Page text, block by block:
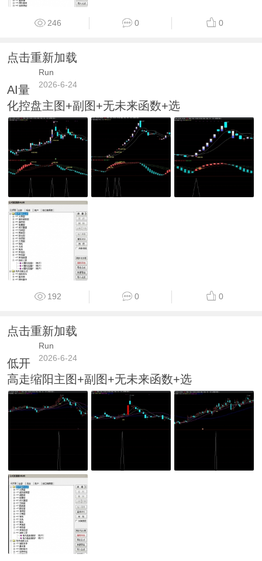
246 0 0
点击重新加载
Run
2026-6-24
AI量
化控盘主图+副图+无未来函数+选
192 0 0
点击重新加载
Run
2026-6-24
低开
高走缩阳主图+副图+无未来函数+选